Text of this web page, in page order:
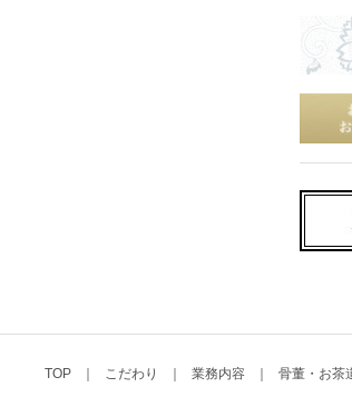
TOP こだわり 業務内容 骨董・お茶